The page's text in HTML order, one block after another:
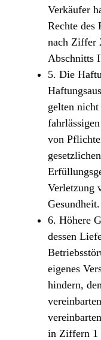
Verkäufer
Rechte des
nach Ziffer
Abschnitts
5. Die
gelten
von
Verletzung
Gesundheit.
6. Höhere
dessen
eigenes
hindern,
in Ziffern 1